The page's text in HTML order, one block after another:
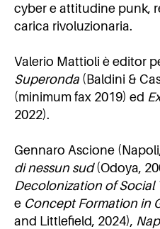
cyber e attitudine punk,
carica rivoluzionaria.
Valerio Mattioli è editor
Superonda (Baldini &
(minimum fax 2019) ed
2022).
Gennaro Ascione
di nessun sud(Odoya,
Decolonization of Social
e Concept Formation in
and Littlefield, 2024),